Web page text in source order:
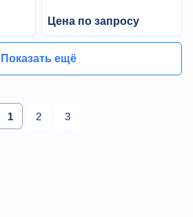
Цена по запросу
Показать ещё
1 2 3